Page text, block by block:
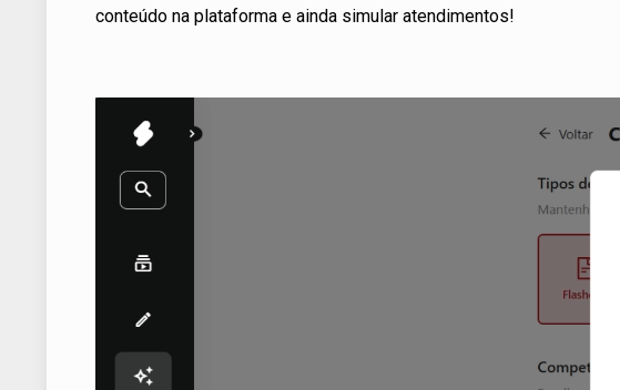
conteúdo na plataforma e ainda simular atendimentos!